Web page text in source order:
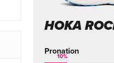
HOKA
Pronation
10%